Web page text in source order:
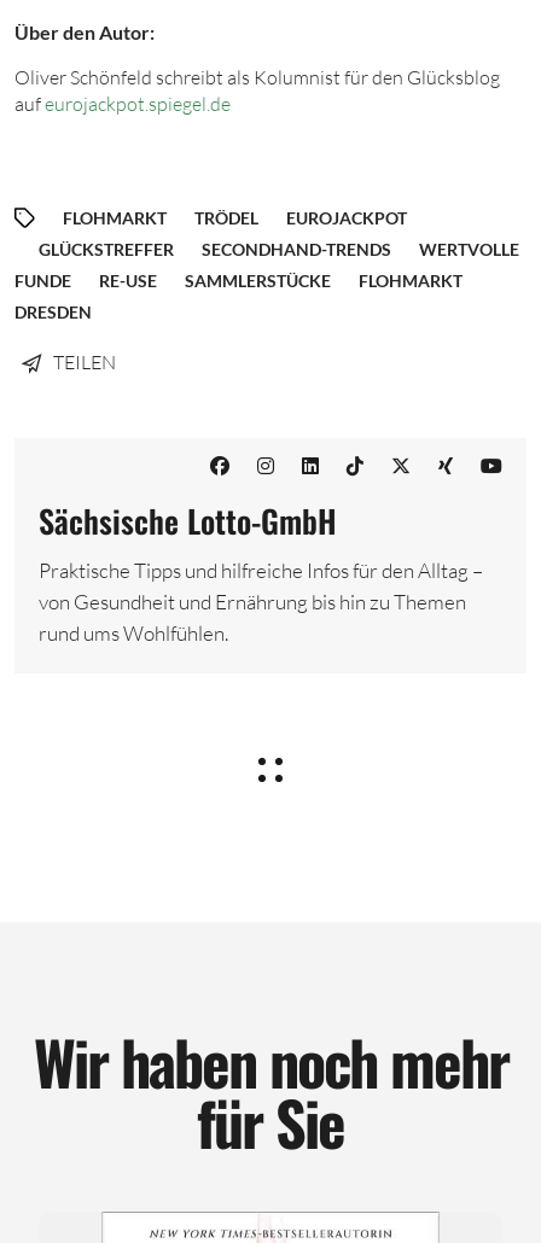
Über den Autor:
Oliver Schönfeld schreibt als Kolumnist für den Glücksblog
aufeurojackpot.spiegel.de
FLOHMARKT TRÖDEL
EUROJACKPOT
GLÜCKSTREFFER
SECONDHAND-TRENDS
WERTVOLLE
FUNDE
RE-USE SAMMLERSTÜCKE
FLOHMARKT
DRESDEN
TEILEN
Sächsische Lotto-GmbH
Praktische Tipps und hilfreiche Infos für den Alltag –
von Gesundheit und Ernährung bis hin zu Themen
rund ums Wohlfühlen.
Wir haben noch mehr
für Sie